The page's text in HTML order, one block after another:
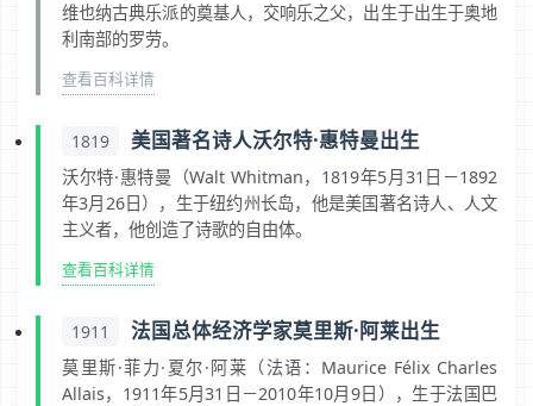
维也纳古典乐派的奠基人，交响乐之父，出生于出生于奥地
利南部的罗劳。
查看百科详情
1819 美国著名诗人沃尔特·惠特曼出生
沃尔特·惠特曼（Walt Whitman，1819年5月31日－1892
年3月26日），生于纽约州长岛，他是美国著名诗人、人文
主义者，他创造了诗歌的自由体。
查看百科详情
1911 法国总体经济学家莫里斯·阿莱出生
莫里斯·菲力·夏尔·阿莱（法语：Maurice Félix Charles
Allais，1911年5月31日－2010年10月9日），生于法国巴